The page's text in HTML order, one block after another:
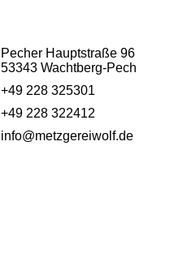
Pecher Hauptstraße 96
53343 Wachtberg-Pech
+49 228 325301
+49 228 322412
info@metzgereiwolf.de